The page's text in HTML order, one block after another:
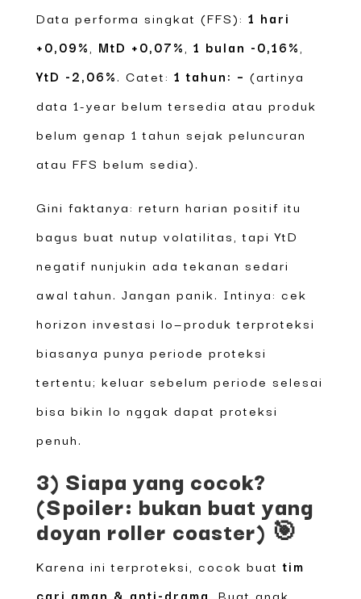
Data performa singkat (FFS): 1 hari
+0,09%
MtD +0,07% 1 bulan -0,16%
YtD -2,06%. Catet: 1 tahun: – (artinya
data 1-year belum tersedia atau produk
belum genap 1 tahun sejak peluncuran
atau FFS belum sedia).
Gini faktanya: return harian positif itu
bagus buat nutup volatilitas, tapi YtD
negatif nunjukin ada tekanan sedari
awal tahun. Jangan panik. Intinya: cek
horizon investasi lo—produk terproteksi
biasanya punya periode proteksi
tertentu; keluar sebelum periode selesai
bisa bikin lo nggak dapat proteksi
penuh.
3) Siapa yang cocok?
(Spoiler: bukan buat yang
doyan roller coaster) 🎯
Karena ini terproteksi, cocok buattim
cari aman & anti-drama . Buat anak